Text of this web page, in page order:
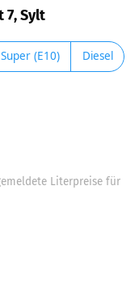
Sylt
Super (E10) Diesel
Literpreise für